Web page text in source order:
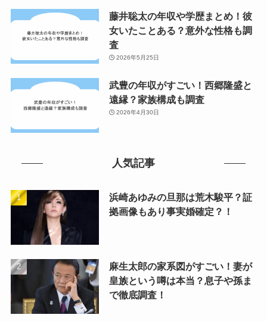
藤井聡太の年収や学歴まとめ！彼
女いたことある？意外な性格も調
査
2026年5月25日
武豊の年収がすごい！西郷隆盛と
遠縁？家族構成も調査
2026年4月30日
人気記事
浜崎あゆみの旦那は荒木駿平？証
拠画像もあり事実婚確定？！
麻生太郎の家系図がすごい！妻が
皇族という噂は本当？息子や孫ま
で徹底調査！